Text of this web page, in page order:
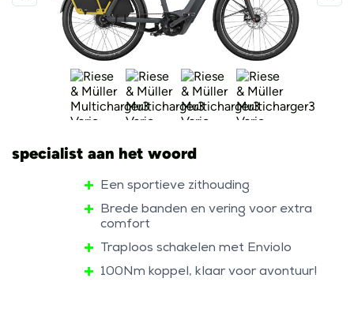
specialist aan het woord
Een sportieve zithouding
Brede banden en vering voor extra
comfort
Traploos schakelen met Enviolo
100Nm koppel, klaar voor avontuur!